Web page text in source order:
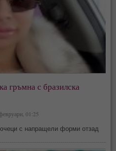
гръмна с бразилска
01:25
с напращели форми отзад